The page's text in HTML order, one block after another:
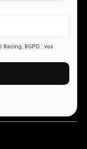
Racing. RGPD : vos